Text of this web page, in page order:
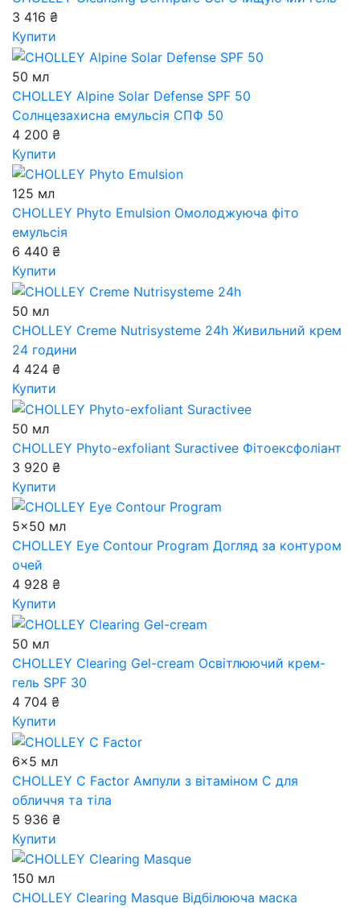
3 416 ₴
Купити
50 мл
CHOLLEY Alpine Solar Defense SPF 50
Солнцезахисна емульсія СПФ 50
4 200 ₴
Купити
125 мл
CHOLLEY Phyto Emulsion Омолоджуюча фіто
емульсія
6 440 ₴
Купити
50 мл
CHOLLEY Creme Nutrisysteme 24h Живильний крем
24 години
4 424 ₴
Купити
50 мл
CHOLLEY Phyto-exfoliant Suractivee Фітоексфоліант
3 920 ₴
Купити
5x50 мл
CHOLLEY Eye Contour Program Догляд за контуром
очей
4 928 ₴
Купити
50 мл
CHOLLEY Clearing Gel-cream Освітлюючий крем-
гель SPF 30
4 704 ₴
Купити
6x5 мл
CHOLLEY C Factor Ампули з вітаміном С для
обличчя та тіла
5 936 ₴
Купити
150 мл
CHOLLEY Clearing Masque Відбілююча маска